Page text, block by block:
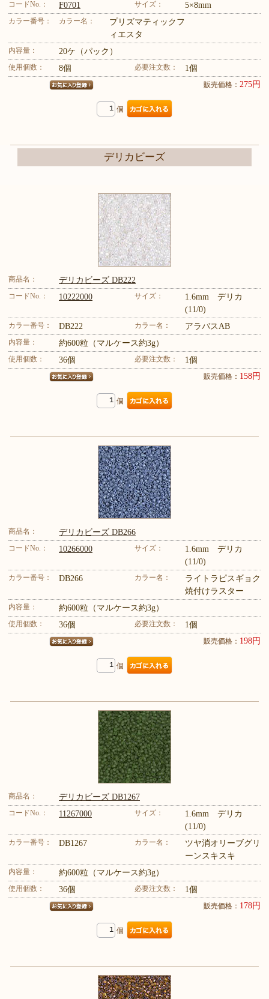
コードNo.： F0701 サイズ： 5×8mm
カラー番号： カラー名：
プリズマティックフ
ィエスタ
内容量： 20ケ（パック）
使用個数： 8個 必要注文数： 1個
販売価格： 275円
個
デリカビーズ
商品名： デリカビーズ DB222
コードNo.： 10222000 サイズ：
1.6mm デリカ
(11/0)
カラー番号： DB222 カラー名： アラバスAB
内容量： 約600粒（マルケース約3g）
使用個数： 36個 必要注文数： 1個
販売価格： 158円
個
商品名： デリカビーズ DB266
コードNo.： 10266000 サイズ：
1.6mm デリカ
(11/0)
カラー番号： DB266 カラー名：
ライトラピスギョク
焼付けラスター
内容量： 約600粒（マルケース約3g）
使用個数： 36個 必要注文数： 1個
販売価格： 198円
個
商品名： デリカビーズ DB1267
コードNo.： 11267000 サイズ：
1.6mm デリカ
(11/0)
カラー番号： DB1267 カラー名：
ツヤ消オリーブグリ
ーンスキスキ
内容量： 約600粒（マルケース約3g）
使用個数： 36個 必要注文数： 1個
販売価格： 178円
個